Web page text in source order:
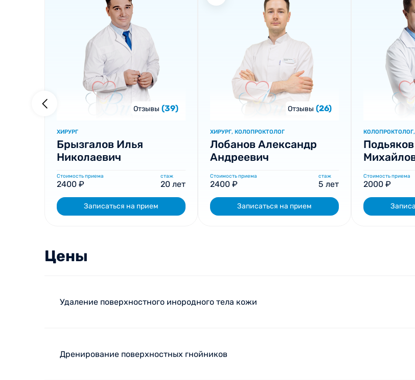
Отзывы (39)
ХИРУРГ
Брызгалов Илья
Николаевич
Стоимость приема
2400 ₽
стаж
20 лет
Записаться на прием
Отзывы (26)
ХИРУРГ, КОЛОПРОКТОЛОГ
Лобанов Александр
Андреевич
Стоимость приема
2400 ₽
стаж
5 лет
Записаться на прием
Стоимость приема
2000 ₽
Цены
Удаление поверхностного инородного тела кожи
Дренирование поверхностных гнойников